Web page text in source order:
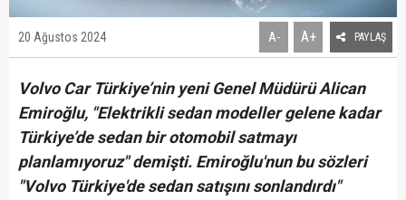
20 Ağustos 2024 A- A+ PAYLAŞ
Volvo Car Türkiye’nin yeni Genel Müdürü Alican
Emiroğlu, "Elektrikli sedan modeller gelene kadar
Türkiye’de sedan bir otomobil satmayı
planlamıyoruz" demişti. Emiroğlu'nun bu sözleri
"Volvo Türkiye'de sedan satışını sonlandırdı"